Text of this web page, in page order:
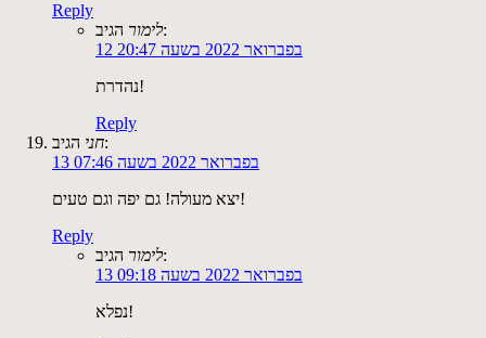
Reply
לימורהגיב:
12 בפברואר 2022 בשעה 20:47
נהדרת!
Reply
חניהגיב:
13 בפברואר 2022 בשעה 07:46
יצא מעולה! גם יפה וגם טעים!
Reply
לימורהגיב:
13 בפברואר 2022 בשעה 09:18
נפלא!